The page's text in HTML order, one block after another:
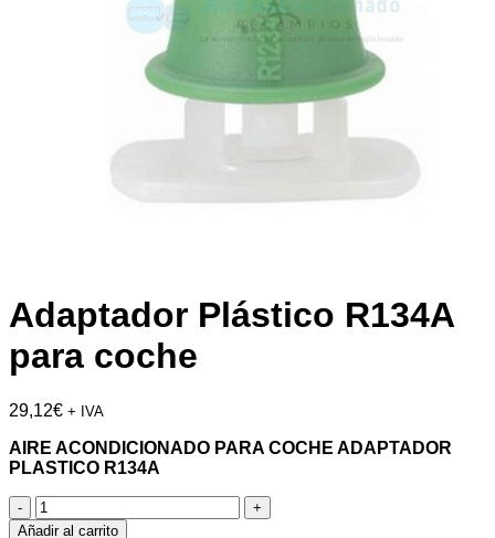
Adaptador Plástico R134A
para coche
29,12€ + IVA
AIRE ACONDICIONADO PARA COCHE ADAPTADOR
PLASTICO R134A
Adaptador
Plástico
Añadir al carrito